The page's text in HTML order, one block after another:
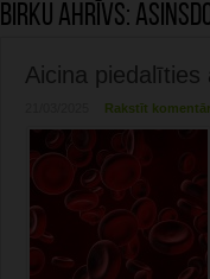
Birku ahrīvs:
Aicina piedalīties
Rakstīt